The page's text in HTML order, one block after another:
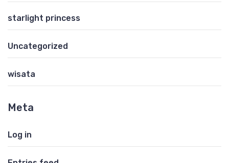
starlight princess
Uncategorized
wisata
Meta
Log in